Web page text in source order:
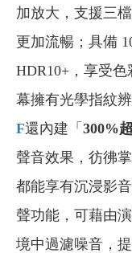
加放大，支援三
更加流暢；具備
HDR10+，享受
幕擁有光學指紋
F還內建「 300%
聲音效果，彷彿
都能享有沉浸影
聲功能，可藉由
境中過濾噪音，